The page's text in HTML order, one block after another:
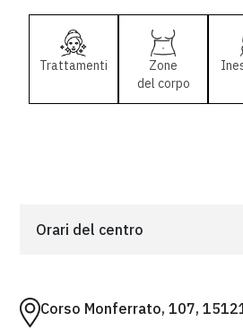
Trattamenti
Zone
del corpo
Orari del centro
Corso Monferrato, 107,